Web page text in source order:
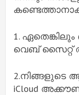
1. ഏതെങ്കിലും
വെബ് സൈറ്റ്
2.നിങ്ങളുടെ
iCloud